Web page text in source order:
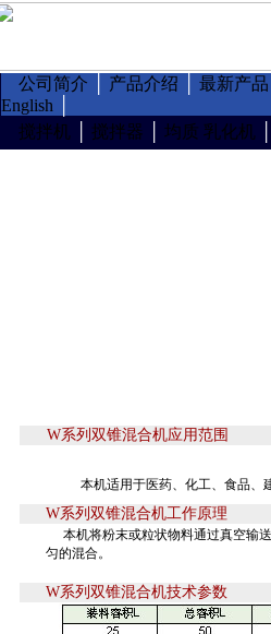
公司简介 产品介绍 最新产品
English
搅拌机
搅拌器 均质 乳化机
W系列双锥混合机应用范围
本机适用于医药、化工、食品、
W系列双锥混合机工作原理
本机将粉末或粒状物料通过真空输
匀的混合。
W系列双锥混合机技术参数